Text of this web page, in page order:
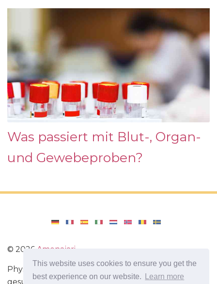
This website uses cookies to ensure you get the
best experience on our website.
Learn more
Was passiert mit Blut-, Organ-
und Gewebeproben?
© 2026 Amenajari
Physische Übungen. Diäten und Rezepte für eine
gesunde Ernährung. Übungen für das Gehirn.